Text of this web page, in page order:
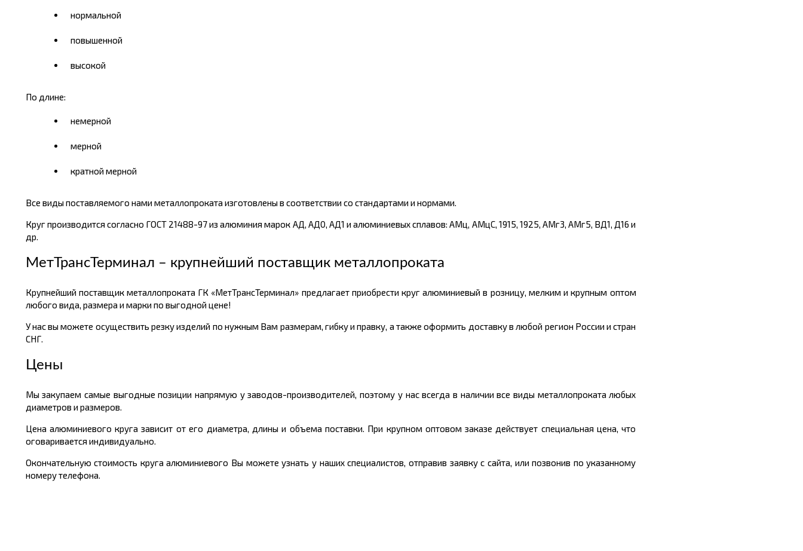
нормальной
повышенной
высокой
По длине:
немерной
мерной
кратной мерной
Все виды поставляемого нами металлопроката изготовлены в соответствии со стандартами и нормами.
Круг производится согласно ГОСТ 21488-97 из алюминия марок АД, АД0, АД1 и алюминиевых сплавов: АМц, АМцС, 1915, 1925, АМг3, АМг5, ВД1, Д16 и
др.
МетТрансТерминал – крупнейший поставщик металлопроката
Крупнейший поставщик металлопроката ГК «МетТрансТерминал» предлагает приобрести круг алюминиевый в розницу, мелким и крупным оптом
любого вида, размера и марки по выгодной цене!
У нас вы можете осуществить резку изделий по нужным Вам размерам, гибку и правку, а также оформить доставку в любой регион России и стран
СНГ.
Цены
Мы закупаем самые выгодные позиции напрямую у заводов-производителей, поэтому у нас всегда в наличии все виды металлопроката любых
диаметров и размеров.
Цена алюминиевого круга зависит от его диаметра, длины и объема поставки. При крупном оптовом заказе действует специальная цена, что
оговаривается индивидуально.
Окончательную стоимость круга алюминиевого Вы можете узнать у наших специалистов, отправив заявку с сайта, или позвонив по указанному
номеру телефона.